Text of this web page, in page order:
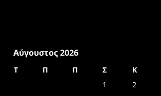
Αύγουστος 2026
Τ Π Π Σ
Κ
1
2